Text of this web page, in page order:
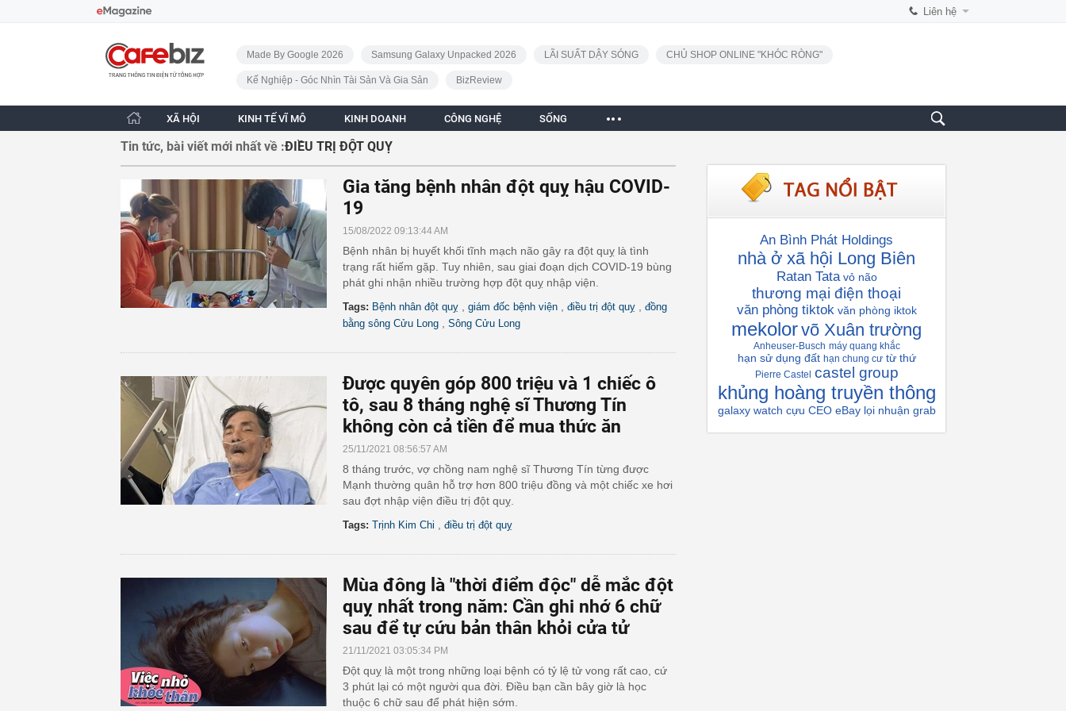
Liên hệ
CafeBiz - Trang chủ
Made By Google 2026
Samsung Galaxy Unpacked 2026 LÃI SUẤT DẬY SÓNG CHỦ SHOP ONLINE "KHÓC RÒNG"
Kế Nghiệp - Góc Nhìn Tài Sản Và Gia Sản BizReview
XÃ HỘI KINH TẾ VĨ MÔ KINH DOANH CÔNG NGHỆ SỐNG
Tin tức, bài viết mới nhất về :ĐIỀU TRỊ ĐỘT QUỴ
Gia tăng bệnh nhân đột quỵ hậu COVID-
19
15/08/2022 09:13:44 AM
Bệnh nhân bị huyết khối tĩnh mạch não gây ra đột quỵ là tình
trạng rất hiếm gặp. Tuy nhiên, sau giai đoạn dịch COVID-19 bùng
phát ghi nhận nhiều trường hợp đột quỵ nhập viện.
Tags: Bệnh nhân đột quỵ giám đốc bệnh viện điều trị đột quỵ
đồng
bằng sông Cửu Long
Sông Cửu Long
Được quyên góp 800 triệu và 1 chiếc ô
tô, sau 8 tháng nghệ sĩ Thương Tín
không còn cả tiền để mua thức ăn
25/11/2021 08:56:57 AM
8 tháng trước, vợ chồng nam nghệ sĩ Thương Tín từng được
Mạnh thường quân hỗ trợ hơn 800 triệu đồng và một chiếc xe hơi
sau đợt nhập viện điều trị đột quỵ.
Tags: Trịnh Kim Chi điều trị đột quỵ
Mùa đông là "thời điểm độc" dễ mắc đột
quỵ nhất trong năm: Cần ghi nhớ 6 chữ
sau để tự cứu bản thân khỏi cửa tử
21/11/2021 03:05:34 PM
Đột quỵ là một trong những loại bệnh có tỷ lệ tử vong rất cao, cứ
3 phút lại có một người qua đời. Điều bạn cần bây giờ là học
thuộc 6 chữ sau để phát hiện sớm.
An Bình Phát Holdings
nhà ở xã hội Long Biên
Ratan Tata vỏ não
thương mại điện thoại
văn phòng tiktok văn phòng iktok
mekolorvõ Xuân trường
Anheuser-Busch máy quang khắc
hạn sử dụng đất hạn chung cư từ thứ
Pierre Castel castel group
khủng hoàng truyền thông
galaxy watch cựu CEO eBay lọi nhuận grab